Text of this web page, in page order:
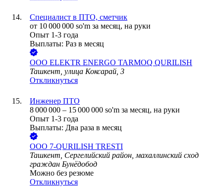
Специалист в ПТО, сметчик
от 10 000 000 so'm за месяц, на руки
Опыт 1-3 года
Выплаты: Раз в месяц
ООО ELEKTR ENERGO TARMOQ QURILISH
Ташкент, улица Коксарай, 3
Откликнуться
Инженер ПТО
8 000 000 – 15 000 000 so'm за месяц, на руки
Опыт 1-3 года
Выплаты: Два раза в месяц
ООО 7-QURILISH TRESTI
Ташкент, Сергелийский район, махаллинский сход
граждан Бунёдобод
Можно без резюме
Откликнуться